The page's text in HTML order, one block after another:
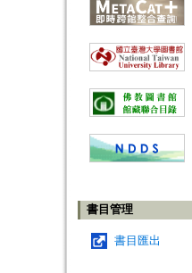
書目管理
書目匯出